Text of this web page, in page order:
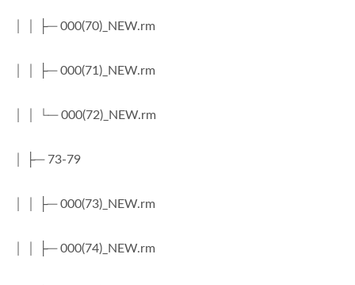
│ │ ├─ 000(70)_NEW.rm
│ │ ├─ 000(71)_NEW.rm
│ │ └─ 000(72)_NEW.rm
│ ├─ 73-79
│ │ ├─ 000(73)_NEW.rm
│ │ ├─ 000(74)_NEW.rm